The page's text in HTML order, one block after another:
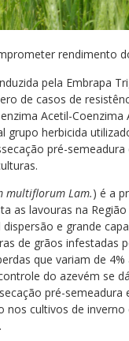
rendimento
pela Embrapa
de casos de
Acetil-Coenzima
grupo herbicida
pré-semeadura
multiflorum Lam.) é a
as lavouras na Região
e grande
de grãos infestadas
que variam de 4%
do azevém se
pré-semeadura
nos cultivos de inverno